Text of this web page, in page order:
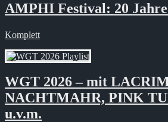
AMPHI Festival: 20
Komplett
WGT 2026 – mit
NACHTMAHR, PINK
u.v.m.